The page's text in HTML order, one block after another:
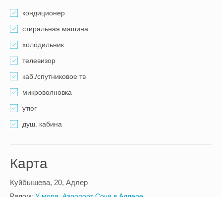
кондиционер
стиральная машина
холодильник
телевизор
каб./спутниковое тв
микроволновка
утюг
душ. кабина
Карта
Куйбышева, 20, Адлер